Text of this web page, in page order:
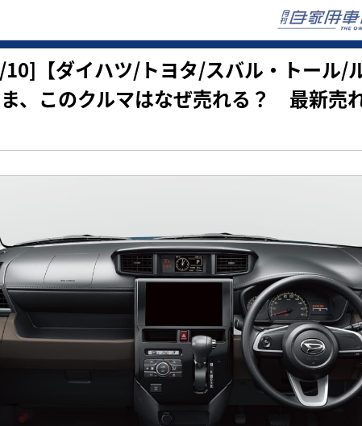
【ダイハツ/トヨタ/スバル・トール/
、このクルマはなぜ売れる？ 最新売